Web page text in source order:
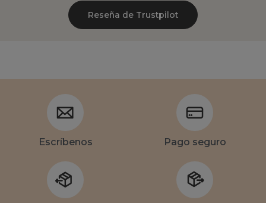
Reseña de Trustpilot
Escríbenos Pago seguro